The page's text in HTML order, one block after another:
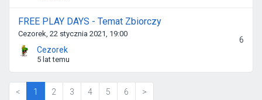
FREE PLAY DAYS - Temat Zbiorczy
Cezorek, 22 stycznia 2021, 19:00
Cezorek
5 lat temu
6
< 1 (current)
2 3 4 5 6 >